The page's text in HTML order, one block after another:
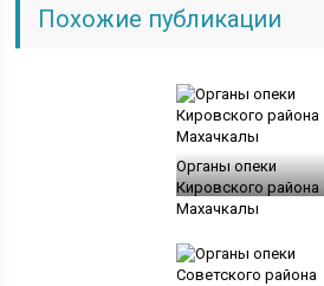
Похожие публикации
Органы опеки
Кировского района
Махачкалы